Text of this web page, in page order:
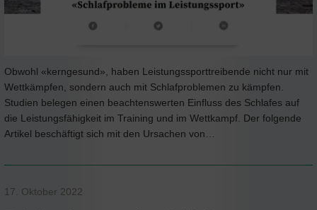
Obwohl «kerngesund», haben Leistungssporttreibende nicht nur mit
Wettkämpfen, sondern auch mit Schlafproblemen zu kämpfen.
Studien belegen einen beachtenswerten Einfluss des Schlafes auf
die Leistungsfähigkeit im Training und im Wettkampf. Der folgende
Artikel beschäftigt sich mit den Ursachen von…
17. Oktober 2022